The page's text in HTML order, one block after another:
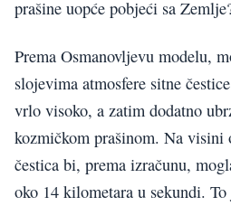
prašine uopće pobjeći sa
Prema Osmanovljevu modelu,
slojevima atmosfere sitne
vrlo visoko, a zatim dodatno
kozmičkom prašinom. Na visini
čestica bi, prema izračunu,
oko 14 kilometara u sekundi.